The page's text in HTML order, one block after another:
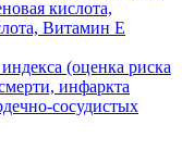
кислота,
Витамин E
(оценка риска
инфаркта
сосудистых